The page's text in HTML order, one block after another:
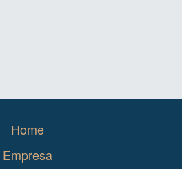
Home
Empresa